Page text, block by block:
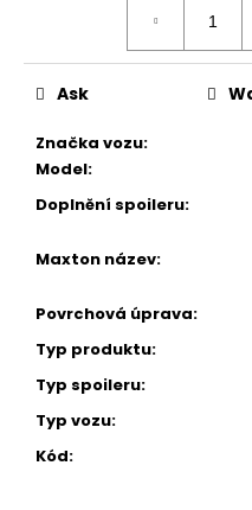
Značka vozu:
Model:
Doplnění spoileru:
Maxton název:
Povrchová úprava:
Typ produktu:
Typ spoileru:
Typ vozu:
Kód:
Ask